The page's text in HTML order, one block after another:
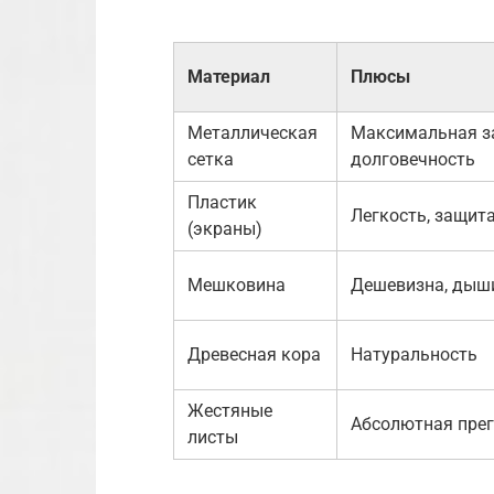
Материал Плюсы
Металлическая
сетка
Максимальная
долговечность
Пластик
(экраны)
Легкость,
Мешковина Дешевизна,
Древесная кора Натуральность
Жестяные
листы
Абсолютная